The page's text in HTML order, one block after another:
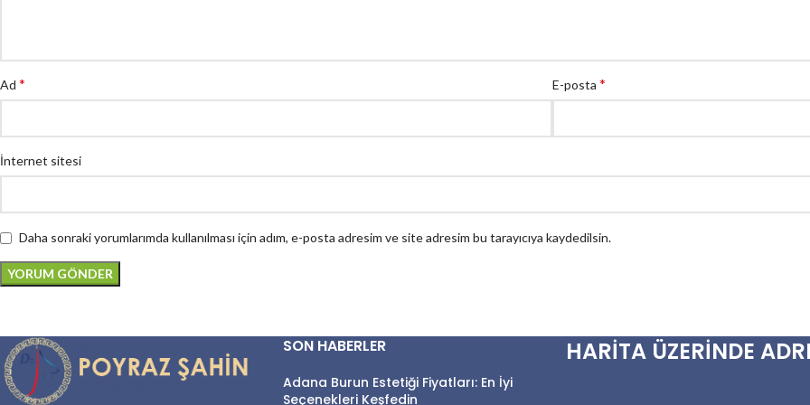
Ad * E-posta *
İnternet sitesi
Daha sonraki yorumlarımda kullanılması için adım, e-posta adresim ve site adresim bu tarayıcıya kaydedilsin.
SON HABERLER
Adana Burun Estetiği Fiyatları: En İyi
Seçenekleri Keşfedin
HARİTA ÜZERİNDE